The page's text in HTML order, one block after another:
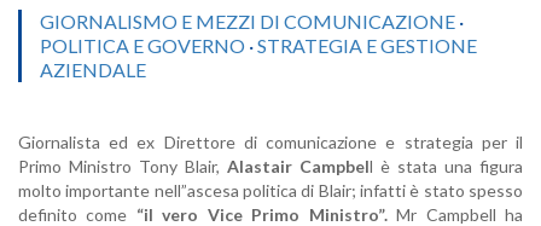
GIORNALISMO E MEZZI DI COMUNICAZIONE ·
POLITICA E GOVERNO ·STRATEGIA E GESTIONE
AZIENDALE
Giornalista ed ex Direttore di comunicazione e strategia per il
Primo Ministro Tony Blair, Alastair Campbell è stata una figura
molto importante nell”ascesa politica di Blair; infatti è stato spesso
definito come “il vero Vice Primo Ministro”.Mr Campbell ha